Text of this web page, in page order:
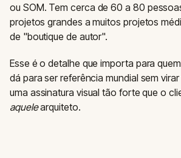
ou SOM. Tem cerca de 60 a 80
projetos grandes a muitos projetos
de "boutique de autor".
Esse é o detalhe que importa para
dá para ser referência mundial sem
uma assinatura visual tão forte que o
aquelearquiteto.